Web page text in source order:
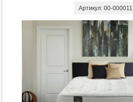
Артикул: 00-